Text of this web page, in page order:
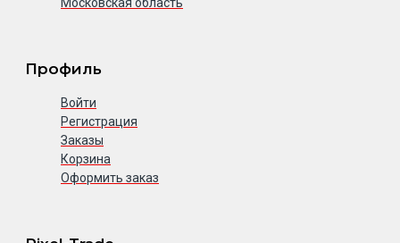
Московская область
Профиль
Войти
Регистрация
Заказы
Корзина
Оформить заказ